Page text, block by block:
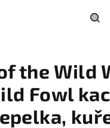
the Wild
Fowl